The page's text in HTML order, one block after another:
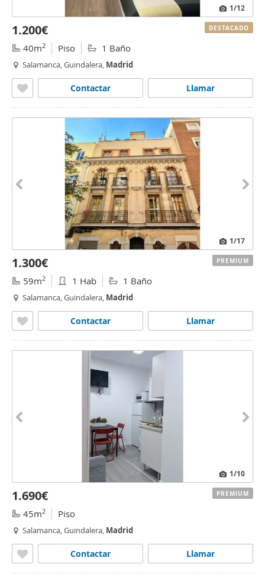
1/12
1.200€
40m2 Piso 1 Baño
Salamanca, Guindalera, Madrid
Llamar
Contactar
DESTACADO
1/17
1.300€
59m2 1 Hab 1 Baño
Salamanca, Guindalera, Madrid
Llamar
Contactar
PREMIUM
1/10
1.690€
45m2 Piso
Salamanca, Guindalera, Madrid
Llamar
Contactar
PREMIUM